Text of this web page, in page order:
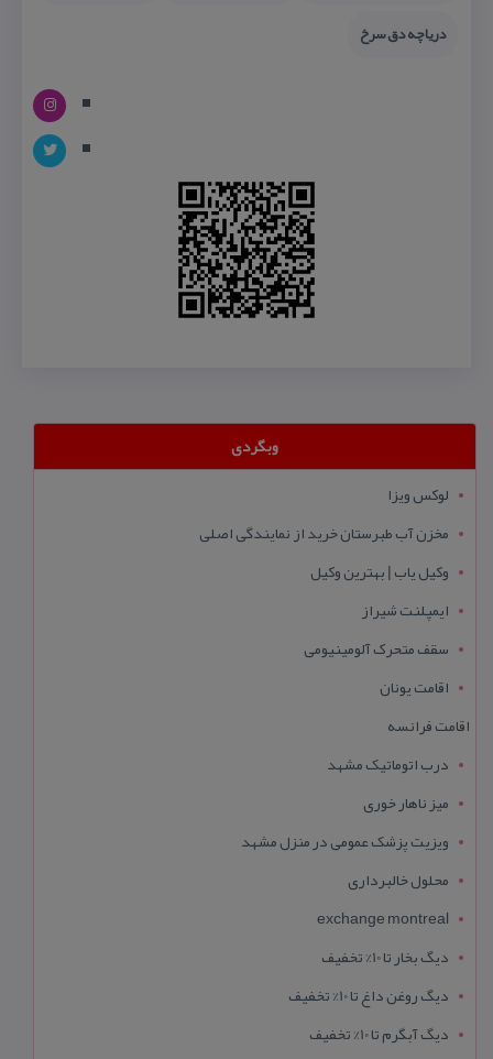
دریاچه دق سرخ
وبگردی
لوکس ویزا
مخزن آب طبرستان خرید از نمایندگی اصلی
وکیل یاب | بهترین وکیل
ایمپلنت شیراز
سقف متحرک آلومینیومی
اقامت یونان
اقامت فرانسه
درب اتوماتیک مشهد
میز ناهار خوری
ویزیت پزشک عمومی در منزل مشهد
محلول خالبرداری
exchange montreal
دیگ بخار تا 10% تخفیف
دیگ روغن داغ تا 10% تخفیف
دیگ آبگرم تا 10% تخفیف